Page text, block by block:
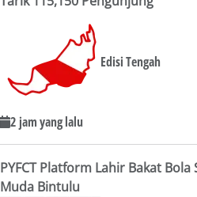
Edisi Tengah
2 jam yang lalu
PYFCT Platform Lahir Bakat Bola
Muda Bintulu